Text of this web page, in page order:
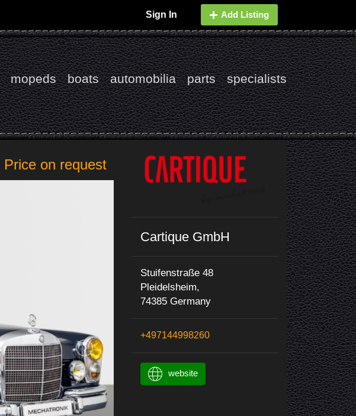
Sign In Add Listing
mopeds boats automobilia parts specialists
Price on request
Cartique GmbH
Stuifenstraße 48
Pleidelsheim,
74385 Germany
+497144998260
website